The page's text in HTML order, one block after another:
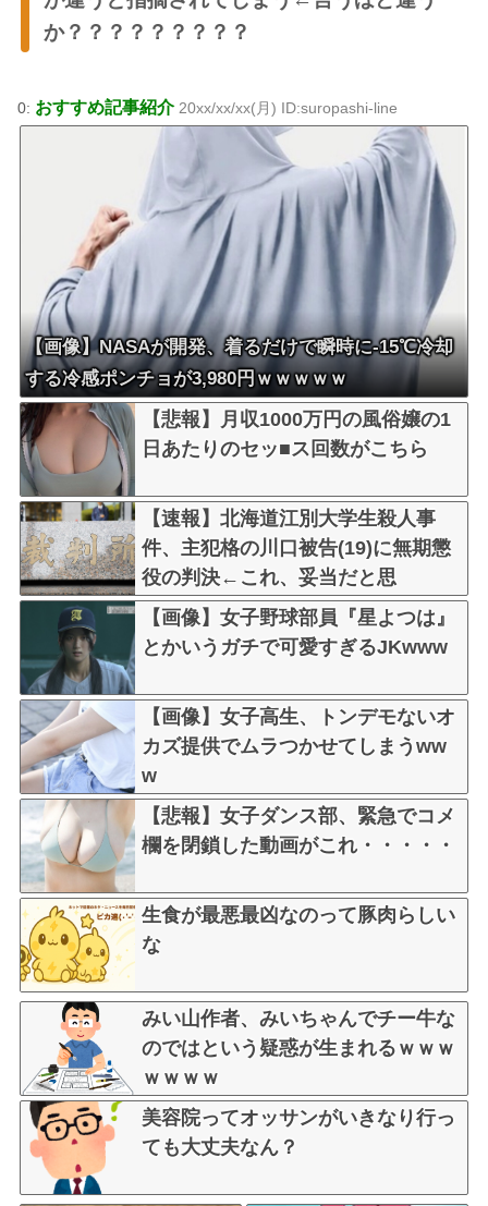
か？？？？？？？？？
0: おすすめ記事紹介20xx/xx/xx(月) ID:suropashi-line
【画像】NASAが開発、着るだけで瞬時に-15℃冷却
する冷感ポンチョが3,980円ｗｗｗｗｗ
【悲報】月収1000万円の風俗嬢の1
日あたりのセッ■ス回数がこちら
【速報】北海道江別大学生殺人事
件、主犯格の川口被告(19)に無期懲
役の判決←これ、妥当だと思
う？？？？？？
【画像】女子野球部員『星よつは』
とかいうガチで可愛すぎるJKwww
【画像】女子高生、トンデモないオ
カズ提供でムラつかせてしまうww
w
【悲報】女子ダンス部、緊急でコメ
欄を閉鎖した動画がこれ・・・・・
生食が最悪最凶なのって豚肉らしい
な
みい山作者、みいちゃんでチー牛な
のではという疑惑が生まれるｗｗｗ
ｗｗｗｗ
美容院ってオッサンがいきなり行っ
ても大丈夫なん？